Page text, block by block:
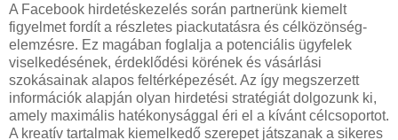
A Facebook hirdetéskezelés során partnerünk kiemelt
figyelmet fordít a részletes piackutatásra és célközönség-
elemzésre. Ez magában foglalja a potenciális ügyfelek
viselkedésének, érdeklődési körének és vásárlási
szokásainak alapos feltérképezését. Az így megszerzett
információk alapján olyan hirdetési stratégiát dolgozunk ki,
amely maximális hatékonysággal éri el a kívánt célcsoportot.
A kreatív tartalmak kiemelkedő szerepet játszanak a sikeres